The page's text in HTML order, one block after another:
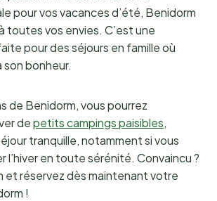
pour vos vacances d’été, Benidorm
toutes vos envies. C’est une
pour des séjours en famille où
bonheur.
de Benidorm, vous pourrez
depetits campings paisibles,
tranquille, notamment si vous
l’hiver en toute sérénité. Convaincu ?
et réservez dès maintenant votre
!